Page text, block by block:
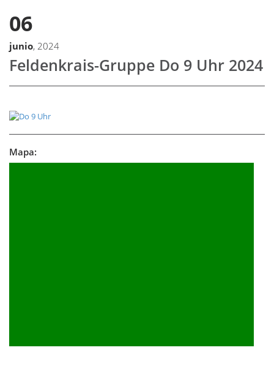
06
junio, 2024
Feldenkrais-Gruppe Do 9 Uhr 2024
Mapa: